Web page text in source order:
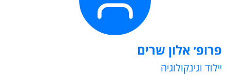
פרופ׳ אלון שרים
יילוד וגינקולוגיה